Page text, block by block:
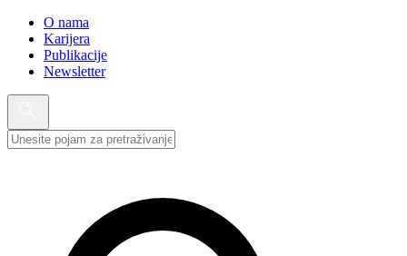
O nama
Karijera
Publikacije
Newsletter